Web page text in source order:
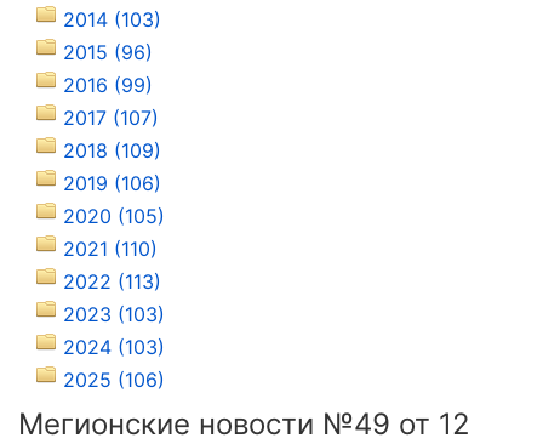
2014 (103)
2015 (96)
2016 (99)
2017 (107)
2018 (109)
2019 (106)
2020 (105)
2021 (110)
2022 (113)
2023 (103)
2024 (103)
2025 (106)
Мегионские новости №49 от 12